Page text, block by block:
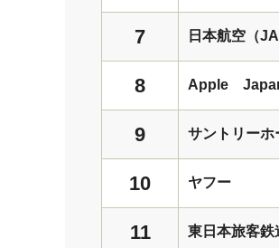
7 日本航空（
8 Apple
9 サントリーホ
10 ヤフー
11 東日本旅客鉄